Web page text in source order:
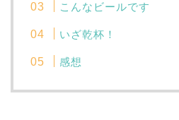
こんなビールです
いざ乾杯！
感想